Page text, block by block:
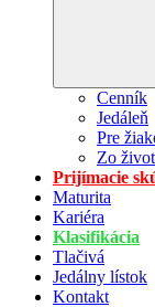
Cenník
Jedáleň
Pre
Zo
Prijímacie
Maturita
Kariéra
Klasifikácia
Tlačivá
Jedálny lístok
Kontakt